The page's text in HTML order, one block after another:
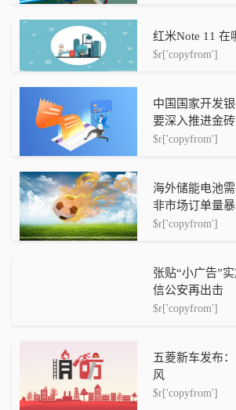
红米Note 11 在
$r['copyfrom']
中国国家开发
要深入推进金
$r['copyfrom']
海外储能电池
非市场订单量
$r['copyfrom']
张贴“小广告”
信公安再出击
$r['copyfrom']
五菱新车发布
风
$r['copyfrom']